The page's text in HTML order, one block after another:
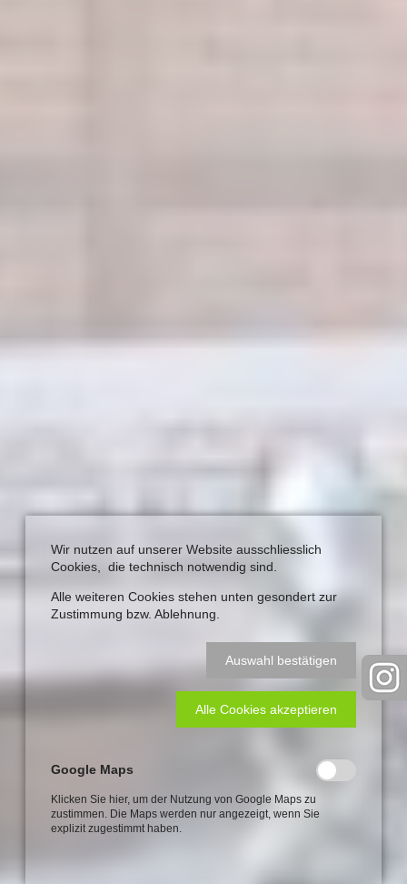
Wir nutzen auf unserer Website ausschliesslich
Cookies, die technisch notwendig sind.
Alle weiteren Cookies stehen unten gesondert zur
Zustimmung bzw. Ablehnung.
Auswahl bestätigen
Alle Cookies akzeptieren
Google Maps
Klicken Sie hier, um der Nutzung von Google Maps zu
zustimmen. Die Maps werden nur angezeigt, wenn Sie
explizit zugestimmt haben.